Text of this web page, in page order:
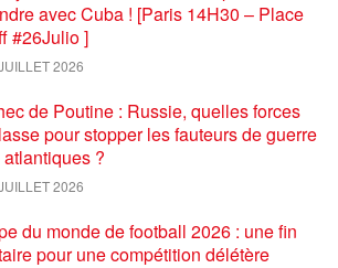
avec Cuba ! [Paris 14H30 – Place
#26Julio ]
2026
de Poutine : Russie, quelles forces
pour stopper les fauteurs de guerre
?
2026
du monde de football 2026 : une fin
pour une compétition délétère